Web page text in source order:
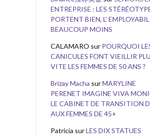
ENTREPRISE : LES
PORTENT BIEN, L’
BEAUCOUP MOINS
CALAMARO sur POURQUOI
CANICULES FONT VIEILLIR
VITE LES FEMMES DE 50 ANS ?
Brizay Macha surMARYLINE
PERENET IMAGINE VIVA
LE CABINET DE TRANSITION
AUX FEMMES DE 45+
Patricia surLES DIX STATUES